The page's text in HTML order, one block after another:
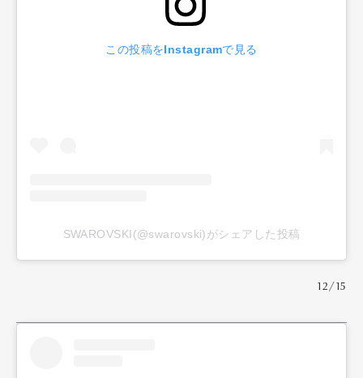
この投稿をInstagramで見る
SWAROVSKI(@swarovski)がシェアした投稿
12/15